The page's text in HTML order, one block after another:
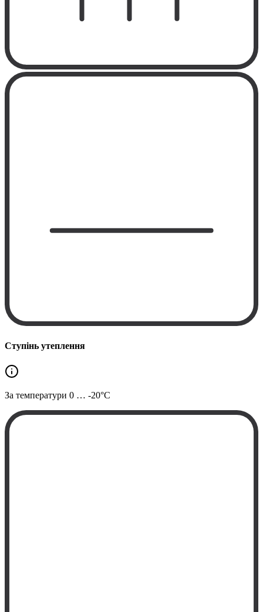
Ступінь утеплення
За температури 0 … -20°C